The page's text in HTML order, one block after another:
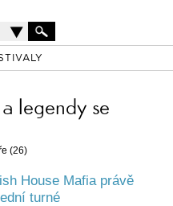
legendy se
(26)
House Mafia právě
turné